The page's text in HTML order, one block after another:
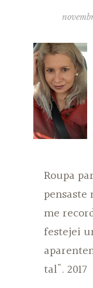
Roupa
pensaste
me
festejei
tal". 2017